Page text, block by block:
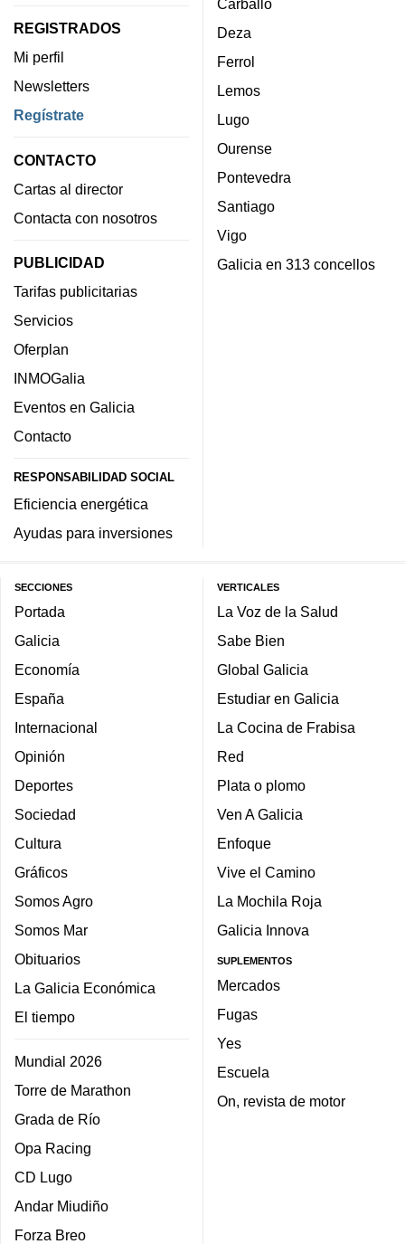
REGISTRADOS
Mi perfil
Newsletters
Regístrate
CONTACTO
Cartas al director
Contacta con nosotros
PUBLICIDAD
Tarifas publicitarias
Servicios
Oferplan
INMOGalia
Eventos en Galicia
Contacto
RESPONSABILIDAD SOCIAL
Eficiencia energética
Ayudas para inversiones
Carballo
Deza
Ferrol
Lemos
Lugo
Ourense
Pontevedra
Santiago
Vigo
Galicia en 313 concellos
SECCIONES
Portada
Galicia
Economía
España
Internacional
Opinión
Deportes
Sociedad
Cultura
Gráficos
Somos Agro
Somos Mar
Obituarios
La Galicia Económica
El tiempo
Mundial 2026
Torre de Marathon
Grada de Río
Opa Racing
CD Lugo
Andar Miudiño
Forza Breo
VERTICALES
La Voz de la Salud
Sabe Bien
Global Galicia
Estudiar en Galicia
La Cocina de Frabisa
Red
Plata o plomo
Ven A Galicia
Enfoque
Vive el Camino
La Mochila Roja
Galicia Innova
SUPLEMENTOS
Mercados
Fugas
Yes
Escuela
On, revista de motor